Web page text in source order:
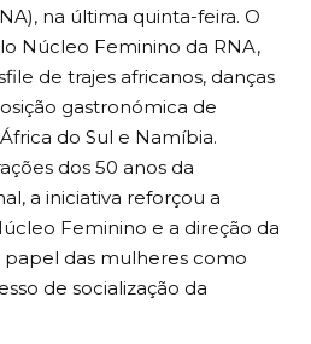
na última quinta-feira. O
Núcleo Feminino da RNA,
de trajes africanos, danças
gastronómica de
do Sul e Namíbia.
dos 50 anos da
a iniciativa reforçou a
Feminino e a direção da
papel das mulheres como
de socialização da